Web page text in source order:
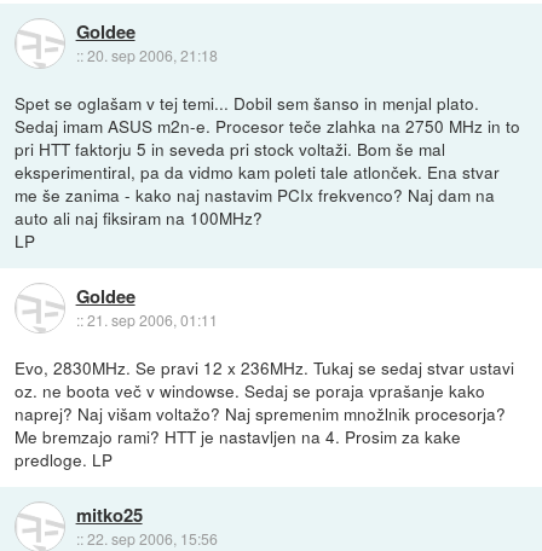
Goldee
::20. sep 2006, 21:18
Spet se oglašam v tej temi... Dobil sem šanso in menjal plato.
Sedaj imam ASUS m2n-e. Procesor teče zlahka na 2750 MHz in to
pri HTT faktorju 5 in seveda pri stock voltaži. Bom še mal
eksperimentiral, pa da vidmo kam poleti tale atlonček. Ena stvar
me še zanima - kako naj nastavim PCIx frekvenco? Naj dam na
auto ali naj fiksiram na 100MHz?
LP
Goldee
::21. sep 2006, 01:11
Evo, 2830MHz. Se pravi 12 x 236MHz. Tukaj se sedaj stvar ustavi
oz. ne boota več v windowse. Sedaj se poraja vprašanje kako
naprej? Naj višam voltažo? Naj spremenim množlnik procesorja?
Me bremzajo rami? HTT je nastavljen na 4. Prosim za kake
predloge. LP
mitko25
::22. sep 2006, 15:56